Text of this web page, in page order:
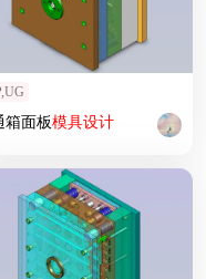
箱面板模具设计